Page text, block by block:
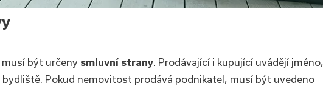
být určeny smluvní strany. Prodávající i kupující uvádějí jméno,
Pokud nemovitost prodává podnikatel, musí být uvedeno